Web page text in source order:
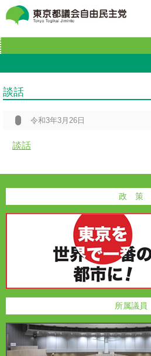
談話
令和3年3月26日
談話
政 策
所属議員